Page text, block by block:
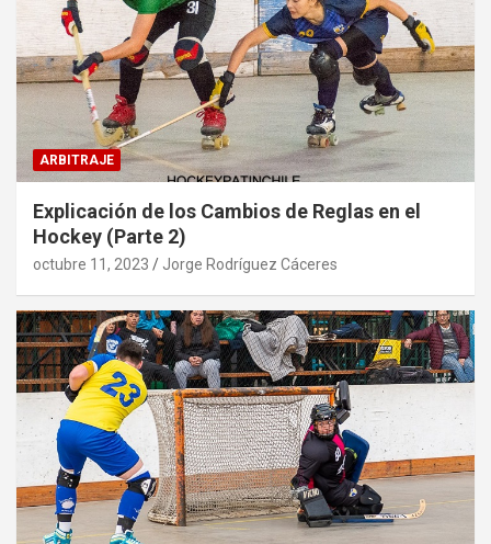
ARBITRAJE
Explicación de los Cambios de Reglas en el
Hockey (Parte 2)
octubre 11, 2023 Jorge Rodríguez Cáceres